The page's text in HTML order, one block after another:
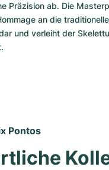
Präzision ab. Die
an die traditionelle
und verleiht der
Pontos